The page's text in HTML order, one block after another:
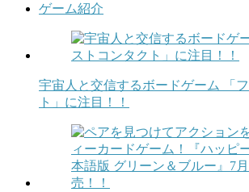
ゲーム紹介
宇宙人と交信するボードゲーム 「
ト」に注目！！